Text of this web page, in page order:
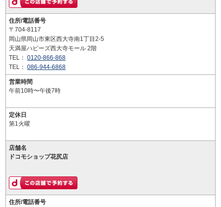
住所/電話番号
〒704-8117
岡山県岡山市東区西大寺南1丁目2-5
天満屋ハピーズ西大寺モール 2階
TEL： 0120-866-868
TEL： 086-944-6868
営業時間
午前10時〜午後7時
定休日
第1火曜
店舗名
ドコモショップ花尻店
住所/電話番号